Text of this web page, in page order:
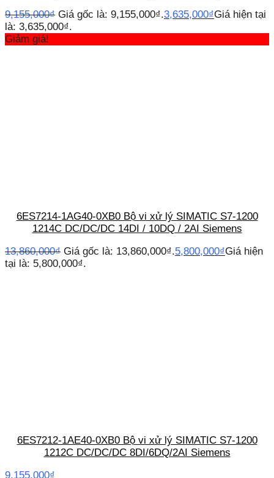
9,155,000₫ Giá gốc là: 9,155,000₫.3,635,000₫Giá hiện tại
là: 3,635,000₫.
Giảm giá!
6ES7214-1AG40-0XB0 Bộ vi xử lý SIMATIC S7-1200
1214C DC/DC/DC 14DI / 10DQ / 2AI Siemens
13,860,000₫ Giá gốc là: 13,860,000₫.5,800,000₫Giá hiện
tại là: 5,800,000₫.
6ES7212-1AE40-0XB0 Bộ vi xử lý SIMATIC S7-1200
1212C DC/DC/DC 8DI/6DQ/2AI Siemens
9,155,000₫